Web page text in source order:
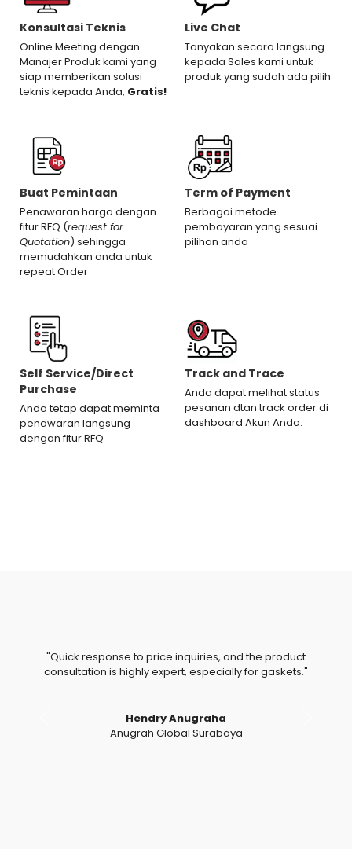
Konsultasi Teknis
Online Meeting dengan
Manajer Produk kami yang
siap memberikan solusi
teknis kepada Anda, Gratis!
Live Chat
Tanyakan secara langsung
kepada Sales kami untuk
produk yang sudah ada pilih
Buat Pemintaan
Penawaran harga dengan
fitur RFQ (request for
Quotation) sehingga
memudahkan anda untuk
repeat Order
Term of Payment
Berbagai metode
pembayaran yang sesuai
pilihan anda
Self Service/Direct
Purchase
Anda tetap dapat meminta
penawaran langsung
dengan fitur RFQ
Track and Trace
Anda dapat melihat status
pesanan dtan track order di
dashboard Akun Anda.
"Quick response to price inquiries, and the product
consultation is highly expert, especially for gaskets."
Hendry Anugraha
Anugrah Global Surabaya